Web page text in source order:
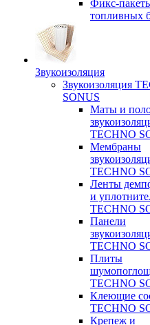
Фикс-
топливных
Звукоизоляция
Звукоизоляция
SONUS
Маты и
TECHNO
Мембраны
TECHNO
Ленты
и
TECHNO
Панели
TECHNO
Плиты
TECHNO
Клеющие
TECHNO
Крепеж и